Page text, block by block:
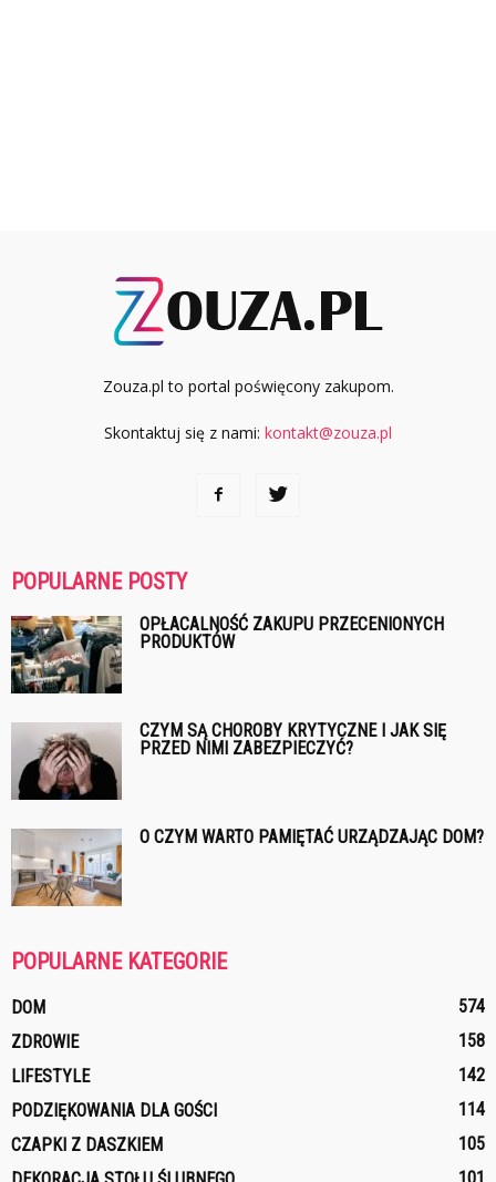
Zouza.pl to portal poświęcony zakupom.
Skontaktuj się z nami: kontakt@zouza.pl
POPULARNE POSTY
OPŁACALNOŚĆ ZAKUPU PRZECENIONYCH
PRODUKTÓW
CZYM SĄ CHOROBY KRYTYCZNE I JAK SIĘ
PRZED NIMI ZABEZPIECZYĆ?
O CZYM WARTO PAMIĘTAĆ URZĄDZAJĄC DOM?
POPULARNE KATEGORIE
DOM
574
ZDROWIE
158
LIFESTYLE
142
PODZIĘKOWANIA DLA GOŚCI
114
CZAPKI Z DASZKIEM
105